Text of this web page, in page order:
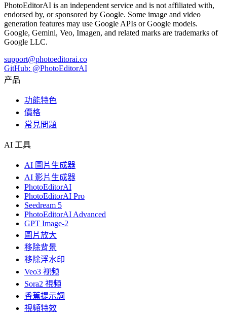
PhotoEditorAI is an independent service and is not affiliated with,
endorsed by, or sponsored by Google. Some image and video
generation features may use Google APIs or Google models.
Google, Gemini, Veo, Imagen, and related marks are trademarks of
Google LLC.
support@photoeditorai.co
GitHub: @PhotoEditorAI
产品
功能特色
價格
常見問題
AI 工具
AI 圖片生成器
AI 影片生成器
PhotoEditorAI
PhotoEditorAI Pro
Seedream 5
PhotoEditorAI Advanced
GPT Image-2
圖片放大
移除背景
移除浮水印
Veo3 视频
Sora2 視頻
香蕉提示詞
視頻特效